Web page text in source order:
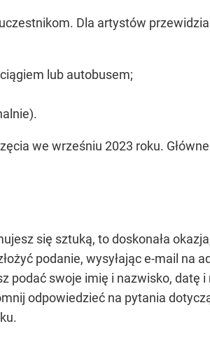
Dla artystów
lub autobusem;
we wrześniu 2023 roku.
się sztuką, to doskonała
podanie, wysyłając e-mail na
podać swoje imię i nazwisko, datę
odpowiedzieć na pytania